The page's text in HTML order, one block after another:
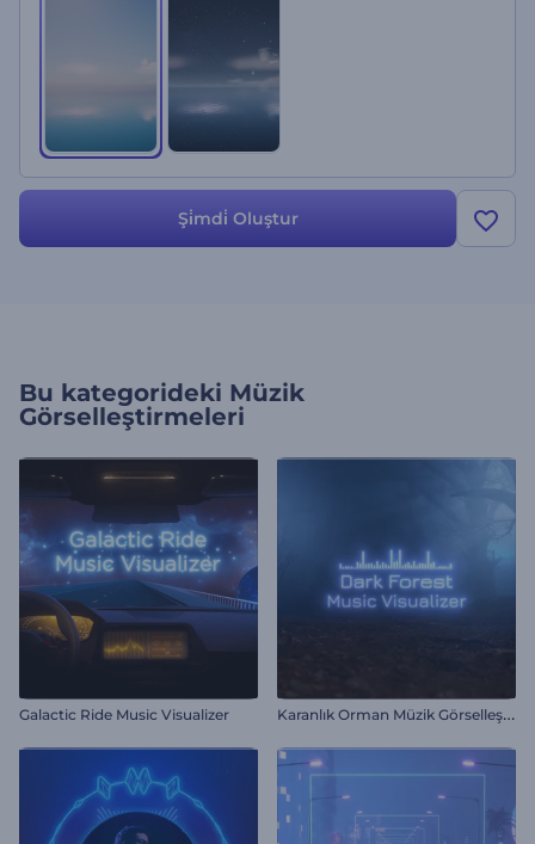
Şi̇mdi̇ Oluştur
Bu kategorideki Müzik
Görselleştirmeleri
Galactic Ride Music Visualizer K
aranlık Orman Müzik Görselleştirici